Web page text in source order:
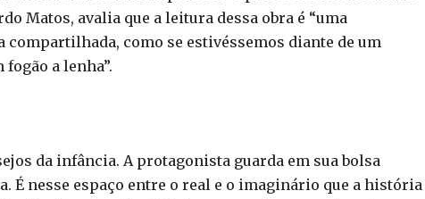
Matos, avalia que a leitura dessa obra é “uma
como se estivéssemos diante de um
a lenha”.
da infância. A protagonista guarda em sua bolsa
É nesse espaço entre o real e o imaginário que a história